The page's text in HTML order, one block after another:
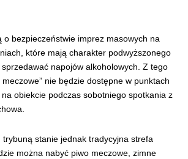
o bezpieczeństwie imprez masowych na
które mają charakter podwyższonego
napojów alkoholowych. Z tego
meczowe” nie będzie dostępne w punktach
obiekcie podczas sobotniego spotkania z
trybuną stanie jednak tradycyjna strefa
można nabyć piwo meczowe, zimne